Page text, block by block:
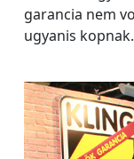
garancia nem
ugyanis